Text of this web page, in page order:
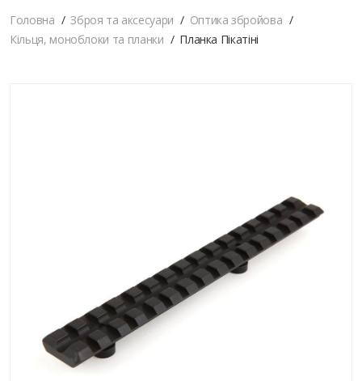
Головна Зброя та аксесуари
Оптика збройова
Кільця, моноблоки та планки
Планка Пікатіні